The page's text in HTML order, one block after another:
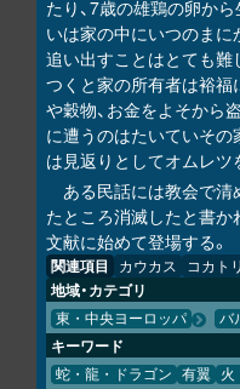
たり、7歳の雄鶏の卵か
いは家の中にいつのまに
追い出すことはとても難
つくと家の所有者は裕福
や穀物、お金をよそから
に遭うのはたいていその
は見返りとしてオムレツ
ある民話には教会で清
たところ消滅したと書
文献に始めて登場する。
関連項目 カウカス コカト
地域・カテゴリ
東・中央ヨーロッパ バ
キーワード
蛇・龍・ドラゴン 有翼 火